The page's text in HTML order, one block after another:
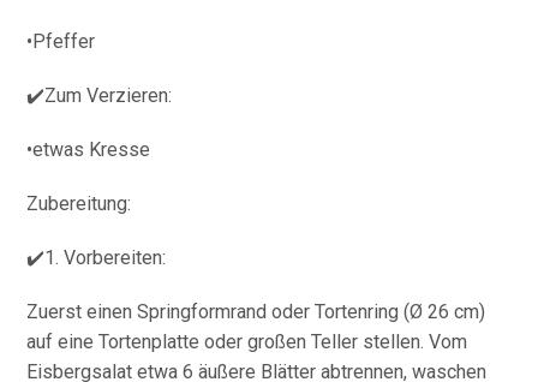
•Pfeffer
✔️Zum Verzieren:
•etwas Kresse
Zubereitung:
✔️1. Vorbereiten:
Zuerst einen Springformrand oder Tortenring (Ø 26 cm)
auf eine Tortenplatte oder großen Teller stellen. Vom
Eisbergsalat etwa 6 äußere Blätter abtrennen, waschen